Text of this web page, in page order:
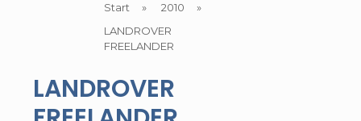
Start » 2010
»
LANDROVER
FREELANDER
LANDROVER